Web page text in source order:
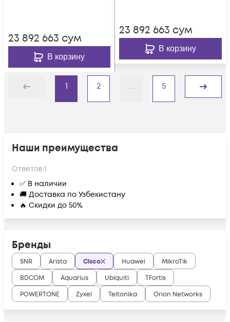
23 892 663 сум
В корзину
23 892 663 сум
В корзину
Назад
1 2 ... 5
Дальше
Наши преимущества
Ответов:1
✅ В наличии
🚚 Доставка по Узбекистану
🔥 Скидки до 50%
Бренды
SNR Arista Cisco Huawei
MikroTik
BDCOM
Aquarius Ubiquiti
TFortis
POWERTONE
Zyxel Teltonika Orion Networks